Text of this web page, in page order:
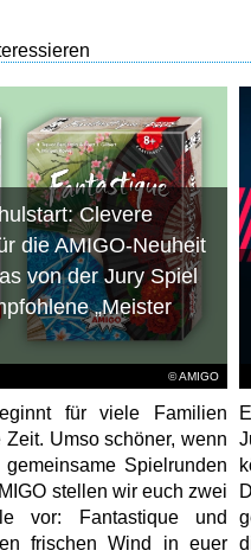
© AMIGO
Clevere
die AMIGO-Neuheit
von der Jury Spiel
„Meister
für viele Familien
Umso schöner, wenn
Spielrunden
stellen wir euch zwei
vor: Fantastique und
frischen Wind in euer